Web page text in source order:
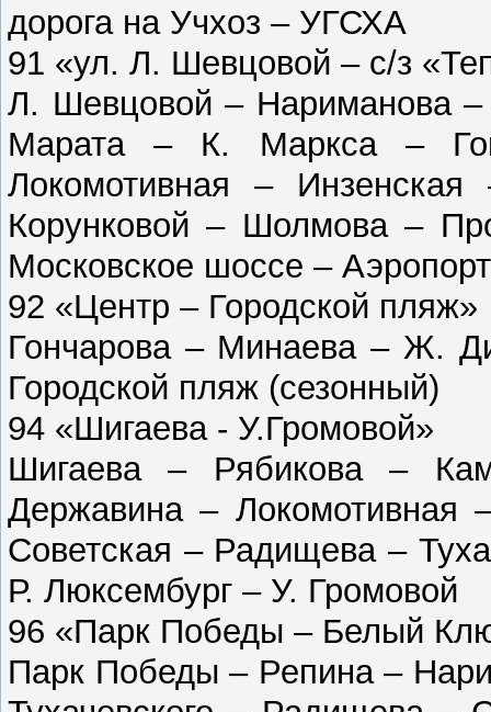
дорога на Учхоз – УГСХА
91 «ул. Л. Шевцовой – с/з
Л. Шевцовой – Нариманова –
Марата – К. Маркса –
Локомотивная –
Корунковой – Шолмова –
Московское шоссе –
92 «Центр – Городской пляж»
Гончарова – Минаева – Ж.
Городской пляж (сезонный)
94 «Шигаева - У.Громовой»
Шигаева – Рябикова –
Державина –
Советская – Радищева –
Р. Люксембург – У. Громовой
96 «Парк Победы – Белый
Парк Победы – Репина –